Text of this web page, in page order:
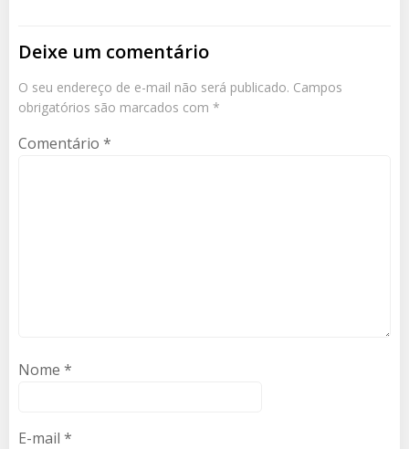
Deixe um comentário
O seu endereço de e-mail não será publicado. Campos
obrigatórios são marcados com *
Comentário *
Nome *
E-mail *